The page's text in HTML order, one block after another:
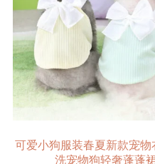
可爱小狗服装春夏新款宠物
洗宠物狗轻奢蓬蓬